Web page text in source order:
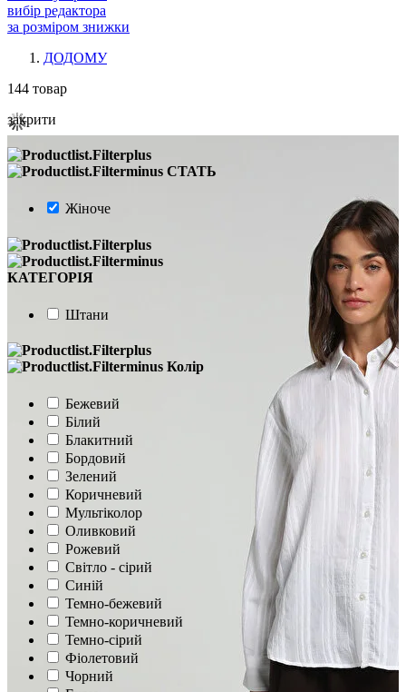
вибір редактора
за розміром знижки
ДОДОМУ
144 товар
закрити
СТАТЬ
Жіноче
КАТЕГОРІЯ
Штани
Колір
Бежевий
Білий
Блакитний
Бордовий
Зелений
Коричневий
Мультіколор
Оливковий
Рожевий
Світло - сірий
Синій
Темно-бежевий
Темно-коричневий
Темно-сірий
Фіолетовий
Чорний